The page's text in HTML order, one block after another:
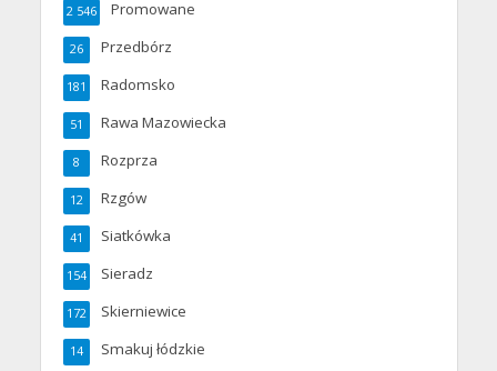
Promowane
2 546
Przedbórz
26
Radomsko
181
Rawa Mazowiecka
51
Rozprza
8
Rzgów
12
Siatkówka
41
Sieradz
154
Skierniewice
172
Smakuj łódzkie
14